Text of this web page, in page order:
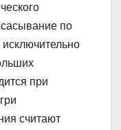
по
при
считают